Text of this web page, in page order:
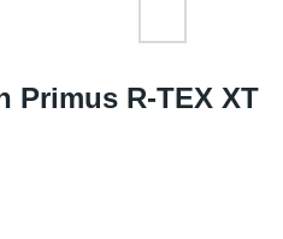
Primus R-TEX XT